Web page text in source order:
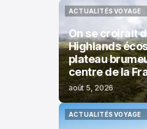
ACTUALITÉS VOYAGE
On se croirait
Highlands
plateau
centre de la
août 5, 2026
ACTUALITÉS VOYAGE